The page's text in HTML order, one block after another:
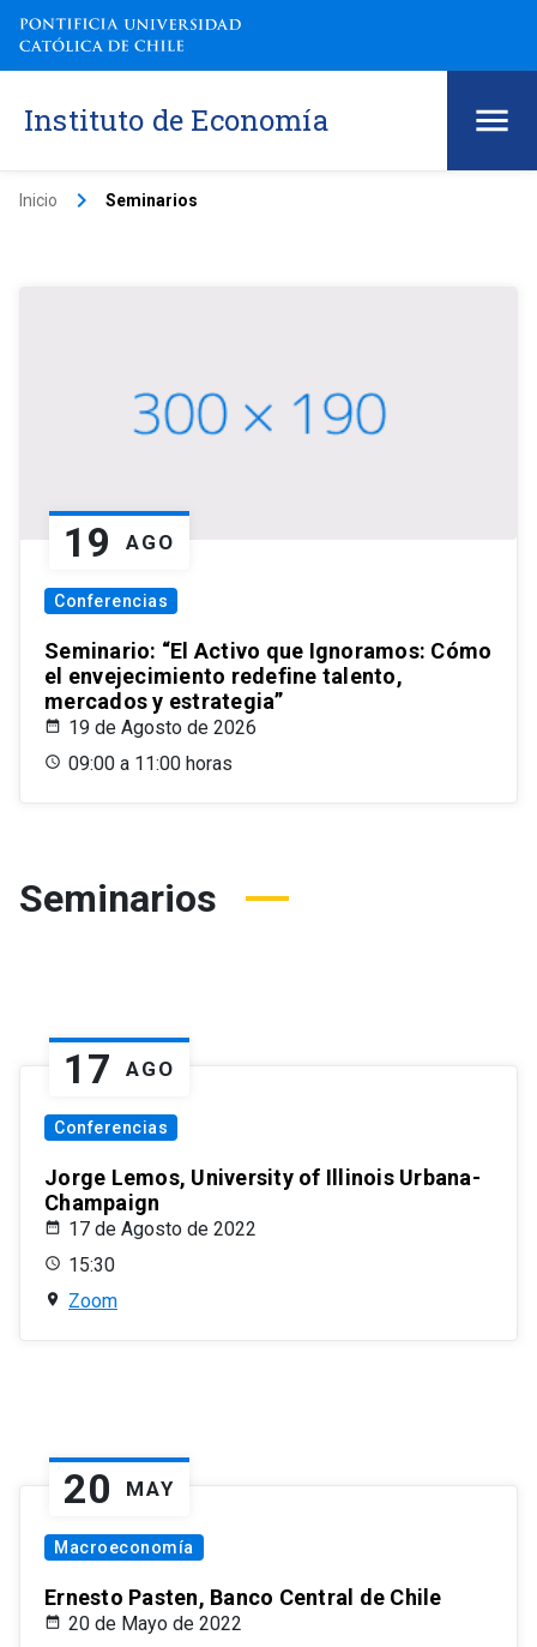
Instituto de Economía
Inicio keyboard_arrow_right Seminarios
19 AGO
Conferencias
Seminario: “El Activo que Ignoramos: Cómo
el envejecimiento redefine talento,
mercados y estrategia”
19 de Agosto de 2026
09:00 a 11:00 horas
Seminarios
17 AGO
Conferencias
Jorge Lemos, University of Illinois Urbana-
Champaign
17 de Agosto de 2022
15:30
Zoom
20 MAY
Macroeconomía
Ernesto Pasten, Banco Central de Chile
20 de Mayo de 2022